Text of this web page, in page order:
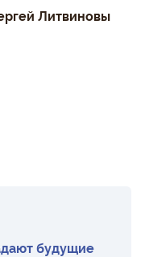
Литвиновы
будущие